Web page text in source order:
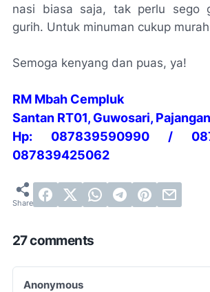
nasi biasa saja, tak perlu sego
gurih. Untuk minuman cukup
Semoga kenyang dan puas, ya!
RM Mbah Cempluk
Santan RT01, Guwosari,
Hp: 087839590990 /
087839425062
27 comments
Anonymous